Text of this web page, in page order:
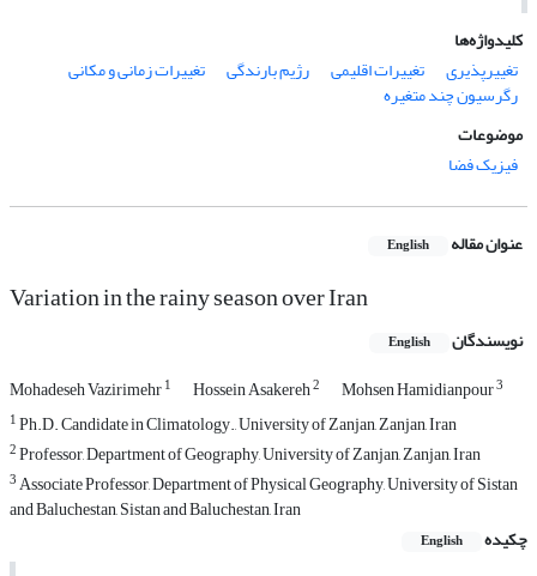
کلیدواژه‌ها
تغییرپذیری
تغییرات اقلیمی رژیم بارندگی تغییرات زمانی و مکانی
رگرسیون چند متغیره
موضوعات
فیزیک فضا
عنوان مقاله English
Variation in the rainy season over Iran
نویسندگان English
Mohadeseh Vazirimehr1 Hossein Asakereh2 Mohsen Hamidianpour3
1Ph.D. Candidate in Climatology., University of Zanjan, Zanjan, Iran
2Professor, Department of Geography, University of Zanjan, Zanjan, Iran
3Associate Professor, Department of Physical Geography, University of Sistan
and Baluchestan, Sistan and Baluchestan, Iran
چکیده
English